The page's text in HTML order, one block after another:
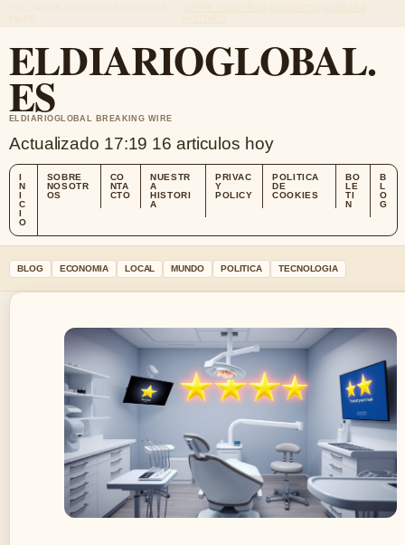
ELDIARIOGLOBAL.
ES
ELDIARIOGLOBAL BREAKING WIRE
Actualizado 17:19 16 articulos hoy
I
N
I
C
I
O
SOBRE
NOSOTR
OS
CO
NTA
CTO
NUESTR
A
HISTORI
A
PRIVAC
Y
POLICY
POLITICA
DE
COOKIES
BO
LE
TI
N
B
L
O
G
BLOG ECONOMIA LOCAL MUNDO POLITICA TECNOLOGIA